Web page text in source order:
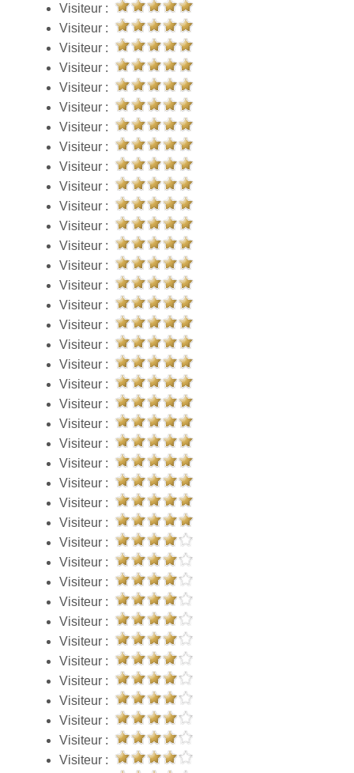
Visiteur :
Visiteur :
Visiteur :
Visiteur :
Visiteur :
Visiteur :
Visiteur :
Visiteur :
Visiteur :
Visiteur :
Visiteur :
Visiteur :
Visiteur :
Visiteur :
Visiteur :
Visiteur :
Visiteur :
Visiteur :
Visiteur :
Visiteur :
Visiteur :
Visiteur :
Visiteur :
Visiteur :
Visiteur :
Visiteur :
Visiteur :
Visiteur :
Visiteur :
Visiteur :
Visiteur :
Visiteur :
Visiteur :
Visiteur :
Visiteur :
Visiteur :
Visiteur :
Visiteur :
Visiteur :